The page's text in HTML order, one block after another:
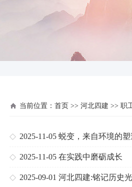
当前位置： 首页 >> 河北四建 >> 职
2025-11-05 蜕变，来自环境的塑
2025-11-05 在实践中磨砺成长
2025-09-01 河北四建:铭记历史